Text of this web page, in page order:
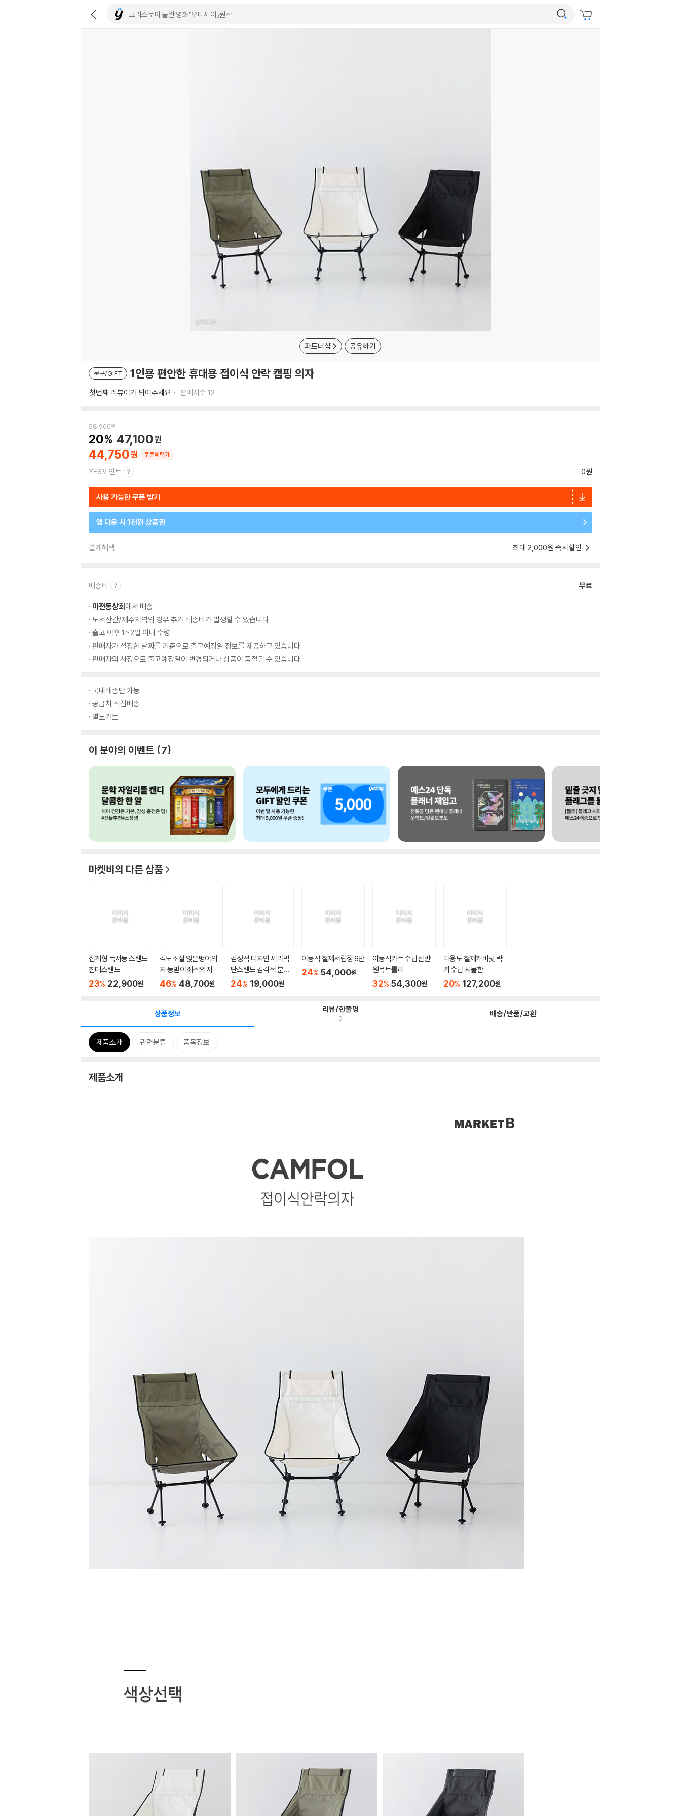
파트너샵 공유하기
문구/GIFT 1인용 편안한 휴대용 접이식 안락 캠핑 의자
첫번째 리뷰어가 되어주세요 판매지수 12
58,900원
44,750
20 47,100
쿠폰혜택가
YES포인트 0원
사용 가능한 쿠폰 받기
앱 다운 시 1천원 상품권
결제혜택 최대 2,000원 즉시할인
배송비 무료
마전동상회에서 배송
도서산간/제주지역의 경우 추가 배송비가 발생할 수 있습니다.
출고 이후 1~2일 이내 수령
판매자가 설정한 날짜를 기준으로 출고예정일 정보를 제공하고 있습니다.
판매자의 사정으로 출고예정일이 변경되거나 상품이 품절될 수 있습니다.
국내배송만 가능
공급처 직접배송
별도카트
이 분야의 이벤트 7
마켓비의 다른 상품
집게형 독서등 스탠드
침대스탠드
23% 22,900원
각도조절 앉은뱅이의
자 등받이 좌식의자
46% 48,700원
감성적 디자인 세라믹
단스탠드 감각적 분위
기
24% 19,000원
이동식 철제서랍장 6단
24% 54,000원
이동식카트 수납선반
원목트롤리
32% 54,300원
다용도 철제캐비닛 락
커 수납 사물함
20% 127,200원
상품정보 리뷰/한줄평
0 배송/반품/교환
제품소개 관련분류 품목정보
제품소개